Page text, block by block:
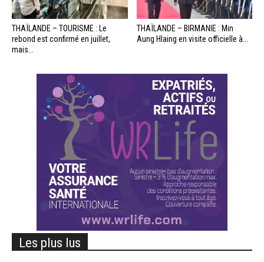
THAÏLANDE – TOURISME : Le
rebond est confirmé en juillet,
mais...
THAÏLANDE – BIRMANIE : Min
Aung Hlaing en visite officielle à...
Les plus lus